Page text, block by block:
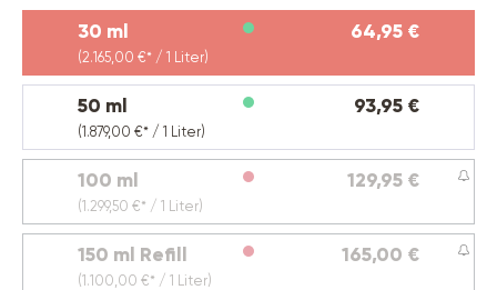
30 ml
(2.165,00 €* / 1 Liter)
64,95 €
50 ml
(1.879,00 €* / 1 Liter)
93,95 €
100 ml
(1.299,50 €* / 1 Liter)
129,95 €
(Diese Option ist zurzeit nicht verfügbar.)
150 ml Refill
(1.100,00 €* / 1 Liter)
165,00 €
(Diese Option ist zurzeit nicht verfügbar.)